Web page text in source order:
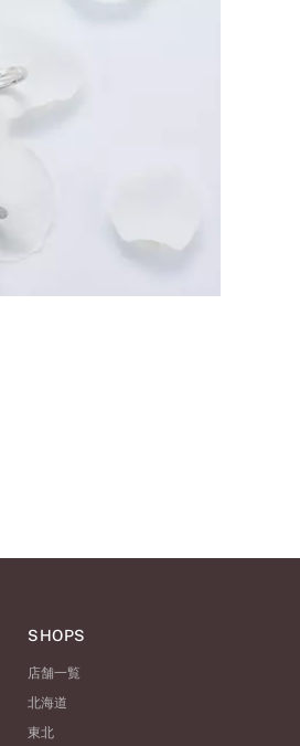
SHOPS
店舗一覧
北海道
東北